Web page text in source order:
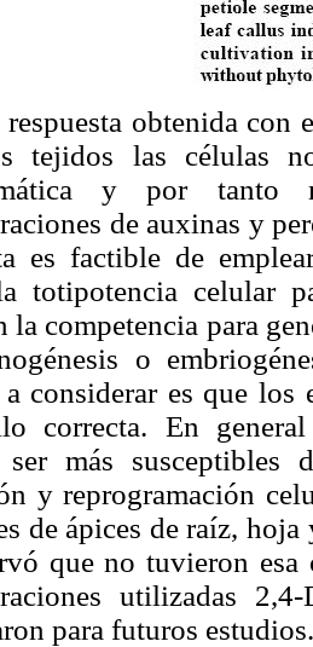
obtenida con
tejidos las células
y por tanto
de auxinas y
es factible de
totipotencia celular
la competencia para
o
a considerar es que
correcta. En
ser más susceptibles
y reprogramación
de ápices de raíz,
que no tuvieron esa
utilizadas
para futuros estudios.